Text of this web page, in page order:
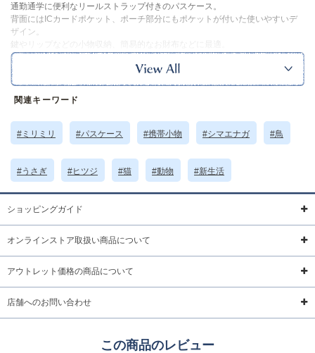
通勤通学に便利なリールストラップ付きのパスケース。
背面にはICカードポケット、ポーチ部分にもポケットが付いた使いやすいデ
ザイン。
鍵やリップなどの小物収納、簡易的なお財布などに最適。
表面がクリアになっているので、お気に入りの小物で可愛く見せる収納をし
てみるのも◎
ネコ・ウサギ・シマエナガ・ヒツジとどれもキュートな動物たちがそろって
います。
※本品に付いているご注意書きをお読みの上ご使用ください。
サイズ詳細 (cm)約
高さ8.5 横幅12 マチ1
素材・原材料 PVC PU合成皮革 ポリエステル 亜鉛合金
中国製
関連キーワード
#ミリミリ #パスケース #携帯小物 #シマエナガ #鳥
#うさぎ #ヒツジ #猫 #動物 #新生活
ショッピングガイド
オンラインストア取扱い商品について
アウトレット価格の商品について
店舗へのお問い合わせ
この商品のレビュー